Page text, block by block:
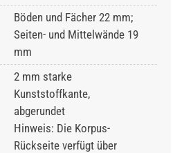
Böden und Fächer 22 mm;
Seiten- und Mittelwände 19
mm
2 mm starke
Kunststoffkante,
abgerundet
Hinweis: Die Korpus-
Rückseite verfügt über